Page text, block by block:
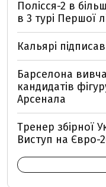
Полісся-2 в
в 3 турі Першої
Кальярі
Барселона
кандидатів
Арсенала
Тренер збірної
Виступ на